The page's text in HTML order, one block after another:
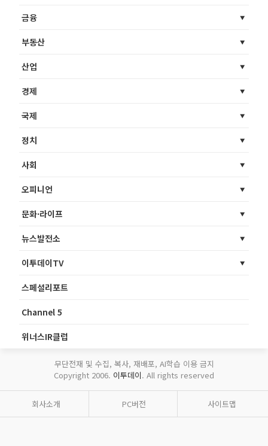
금융
부동산
산업
경제
국제
정치
사회
오피니언
문화·라이프
뉴스발전소
이투데이TV
스페셜리포트
Channel 5
위너스IR클럽
무단전재 및 수집, 복사, 재배포, AI학습 이용 금지
Copyright 2006. 이투데이. All rights reserved
회사소개 PC버전 사이트맵